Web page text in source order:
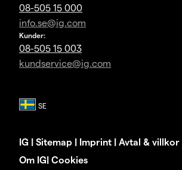
08-505 15 000
info.se@ig.com
Kunder:
08-505 15 003
kundservice@ig.com
IG | Sitemap | Imprint | Avtal & villkor
Om IG| Cookies